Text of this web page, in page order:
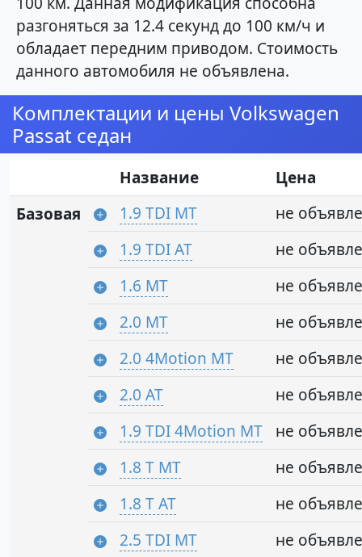
разгоняться за 12.4 секунд до 100 км/ч и
обладает передним приводом. Стоимость
данного автомобиля не объявлена.
Комплектации и цены Volkswagen
Passat седан
Название
Цена
Базовая
1.9 TDI MT
не
1.9 TDI AT
не
1.6 MT
не
2.0 MT
не
2.0 4Motion MT
не
2.0 AT
не
1.9 TDI 4Motion MT
не
1.8 T MT
не
1.8 T AT
не
2.5 TDI MT
не